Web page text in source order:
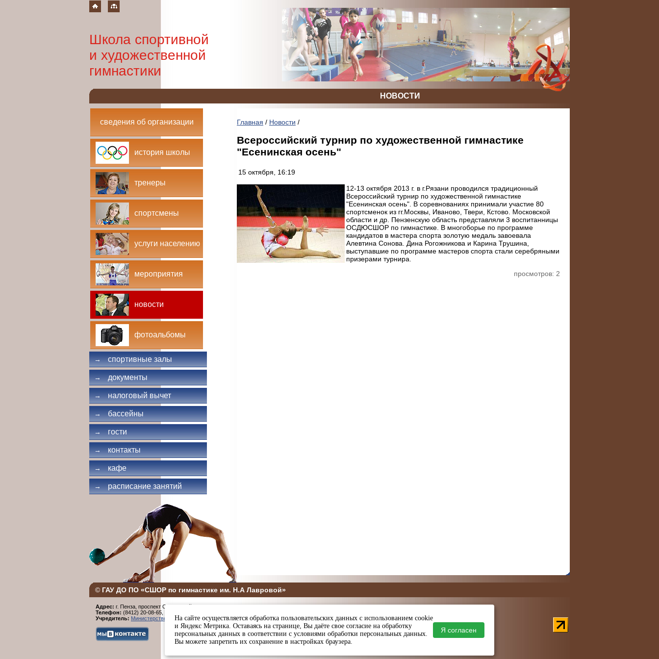
Школа спортивной
и художественной
гимнастики
НОВОСТИ
сведения об организации
история школы
тренеры
спортсмены
услуги населению
мероприятия
новости
фотоальбомы
→ спортивные залы
→ документы
→ налоговый вычет
→ бассейны
→ гости
→ контакты
→ кафе
→ расписание занятий
Главная / Новости /
Всероссийский турнир по художественной гимнастике
"Есенинская осень"
15 октября, 16:19
12-13 октября 2013 г. в г.Рязани проводился традиционный
Всероссийский турнир по художественной гимнастике
"Есенинская осень". В соревнованиях принимали участие 80
спортсменок из гг.Москвы, Иваново, Твери, Кстово. Московской
области и др. Пензенскую область представляли 3 воспитанницы
ОСДЮСШОР по гимнастике. В многоборье по программе
кандидатов в мастера спорта золотую медаль завоевала
Алевтина Сонова. Дина Рогожникова и Карина Трушина,
выступавшие по программе мастеров спорта стали серебряными
призерами турнира.
просмотров: 2
© ГАУ ДО ПО «СШОР по гимнастике им. Н.А Лавровой»
Адрес: г. Пенза, проспект Строителей, 96.
Телефон: (8412) 20-08-65,
Учредитель: Министерство физической культуры и спорта Пензенской области
На сайте осуществляется обработка пользовательских данных с использованием cookie
и Яндекс Метрика. Оставаясь на странице, Вы даёте свое согласие на обработку
персональных данных в соответствии с условиями обработки персональных данных.
Вы можете запретить их сохранение в настройках браузера.
Я согласен